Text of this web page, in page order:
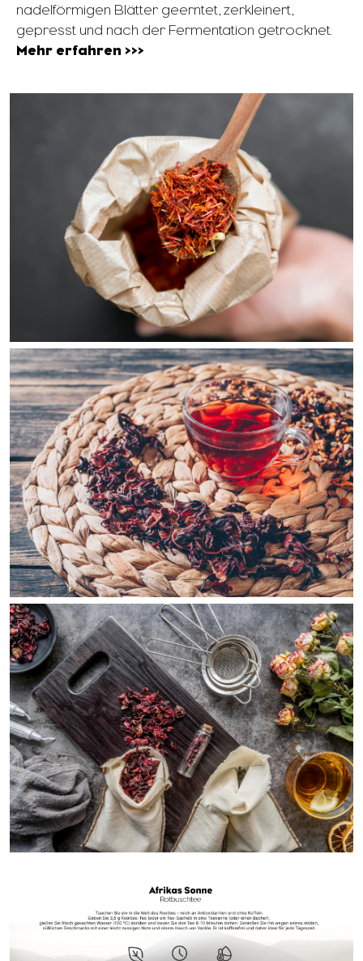
nadelförmigen Blätter geerntet, zerkleinert,
gepresst und nach der Fermentation getrocknet.
Mehr erfahren >>>